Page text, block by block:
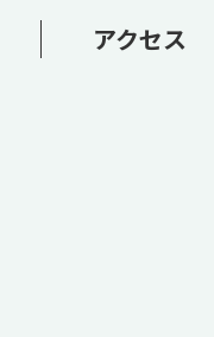
アクセス